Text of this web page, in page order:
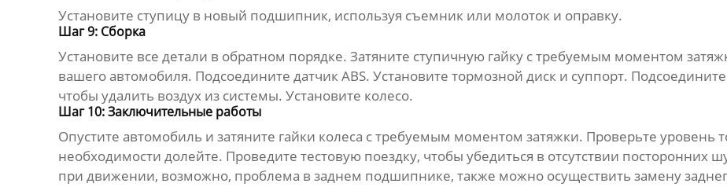
Установите ступицу в новый подшипник, используя съемник или молоток и оправку.
Шаг 9: Сборка
Установите все детали в обратном порядке. Затяните ступичную гайку с требуемым моментом
вашего автомобиля. Подсоедините датчик ABS. Установите тормозной диск и суппорт.
чтобы удалить воздух из системы. Установите колесо.
Шаг 10: Заключительные работы
Опустите автомобиль и затяните гайки колеса с требуемым моментом затяжки. Проверьте уровень
необходимости долейте. Проведите тестовую поездку, чтобы убедиться в отсутствии посторонних
при движении, возможно, проблема в заднем подшипнике, также можно осуществить замену